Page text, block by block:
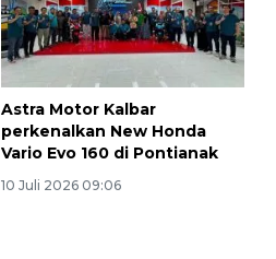
Astra Motor Kalbar
perkenalkan New Honda
Vario Evo 160 di Pontianak
10 Juli 2026 09:06